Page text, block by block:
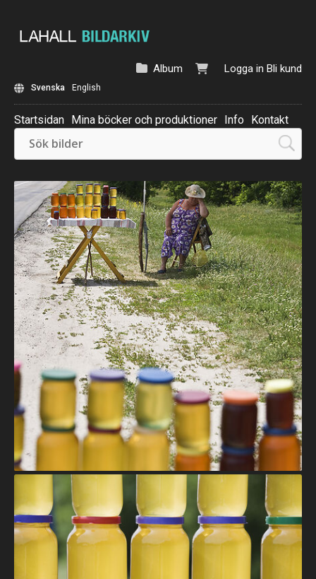
Logga in Bli kund
Album
Svenska English
Startsidan Mina böcker och produktioner Info Kontakt
Beställ: Kalender 2025